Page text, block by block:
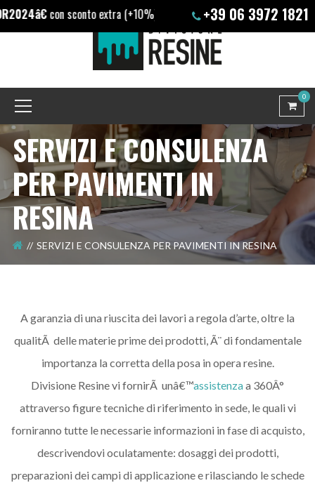
con sconto extra (+10%) solo su nostri prodotti+39 06 3972 1821
0
SERVIZI E CONSULENZA
PER PAVIMENTI IN
RESINA
SERVIZI E CONSULENZA PER PAVIMENTI IN RESINA
A garanzia di una riuscita dei lavori a regola d’arte, oltre la
qualitÃ delle materie prime dei prodotti, Ã¨ di fondamentale
importanza la corretta della posa in opera resine.
Divisione Resine vi fornirÃ unâ€™assistenzaa 360Â°
attraverso figure tecniche di riferimento in sede, le quali vi
forniranno tutte le necessarie informazioni in fase di acquisto,
descrivendovi oculatamente: dosaggi dei prodotti,
preparazioni dei campi di applicazione e rilasciando le schede